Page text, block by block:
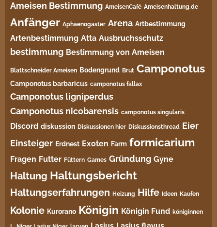
Ameisen Bestimmung AmeisenCafé Ameisenhaltung.de
Anfänger Aphaenogaster Arena Artbestimmung
Artenbestimmung Atta Ausbruchsschutz
bestimmung Bestimmung von Ameisen
Blattschneider Ameisen Bodengrund Brut Camponotus
Camponotus barbaricus camponotus fallax
Camponotus ligniperdus
Camponotus nicobarensis camponotus singularis
Discord diskussion Diskussionen hier Diskussionsthread Eier
Einsteiger Erdnest Exoten Farm formicarium
Fragen Futter Füttern Games Gründung Gyne
Haltung Haltungsbericht
Haltungserfahrungen Heizung Hilfe Ideen Kaufen
Kolonie Kurorano Königin Königin Fund königinnen